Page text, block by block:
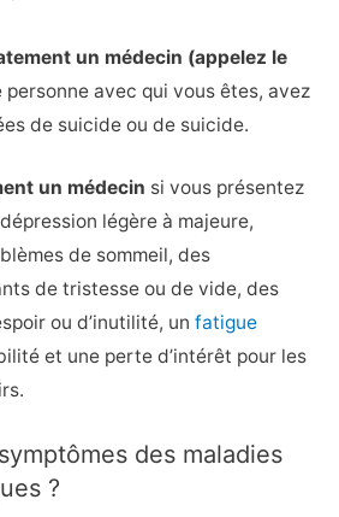
un médecin (appelez le
personne avec qui vous êtes, avez
de suicide ou de suicide.
un médecin si vous présentez
légère à majeure,
de sommeil, des
de tristesse ou de vide, des
ou d’inutilité, un fatigue
et une perte d’intérêt pour les
des maladies
?